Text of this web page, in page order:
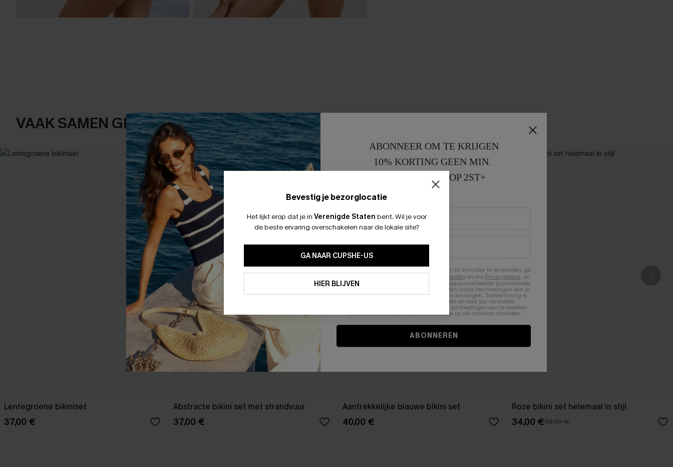
VAAK SAMEN GEKOCHT
Lentegroene bikiniset
37,00 €
Abstracte bikini set met strandvuur
37,00 €
Aantrekkelijke blauwe bikini set
40,00 €
Roze bikini set helemaal in stijl
34,00 €39,00 €
Bevestig je bezorglocatie
Het lijkt erop dat je in Verenigde Staten bent. Wil je voor
de beste ervaring overschakelen naar de lokale site?
GA NAAR CUPSHE-US
HIER BLIJVEN
ABONNEER OM TE KRIJGEN
10% KORTING GEEN MIN.
15% KORTING OP 2ST+
Door je contactgegevens in te vullen en dit formulier te verzenden, ga
Algemene Voorwaarden en ons Privacybeleid. Je
stemt er tevens mee in om herhaalde geautomatiseerde promotionele
en gepersonaliseerde marketingberichten (zoals herinneringen aan je
winkelwagen) en e-mails van Cupshe te ontvangen. Toestemming is
niet vereist voor een aankoop. We kunnen de door jou verstrekte
informatie gebruiken om producten en aanbiedingen aan te bevelen
die aansluiten bij jouw profiel. Je kunt je op elk moment afmelden.
ABONNEREN